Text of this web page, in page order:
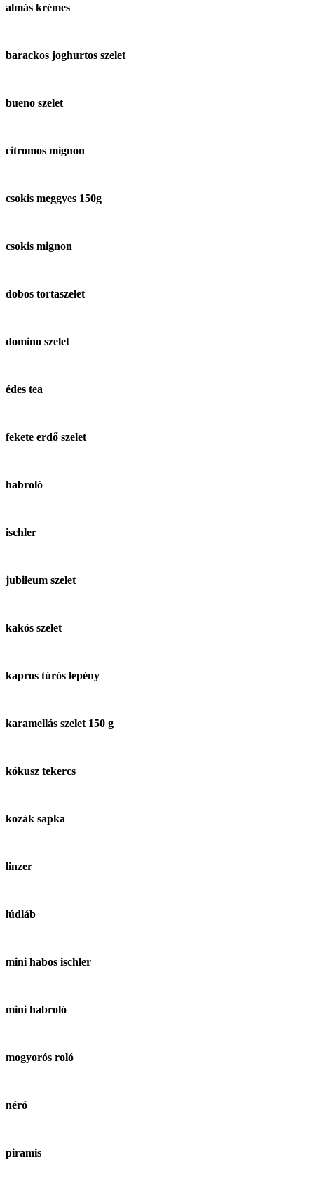
almás krémes
barackos joghurtos szelet
bueno szelet
citromos mignon
csokis meggyes 150g
csokis mignon
dobos tortaszelet
domino szelet
édes tea
fekete erdő szelet
habroló
ischler
jubileum szelet
kakós szelet
kapros túrós lepény
karamellás szelet 150 g
kókusz tekercs
kozák sapka
linzer
lúdláb
mini habos ischler
mini habroló
mogyorós roló
néró
piramis